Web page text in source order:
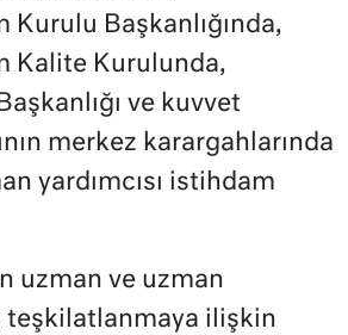
Kurulu Başkanlığında,
Kalite Kurulunda,
ve kuvvet
merkez karargahlarında
yardımcısı istihdam
uzman ve uzman
teşkilatlanmaya ilişkin